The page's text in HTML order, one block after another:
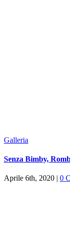
Galleria
Senza Bimby,
Aprile 6th, 2020 | 0